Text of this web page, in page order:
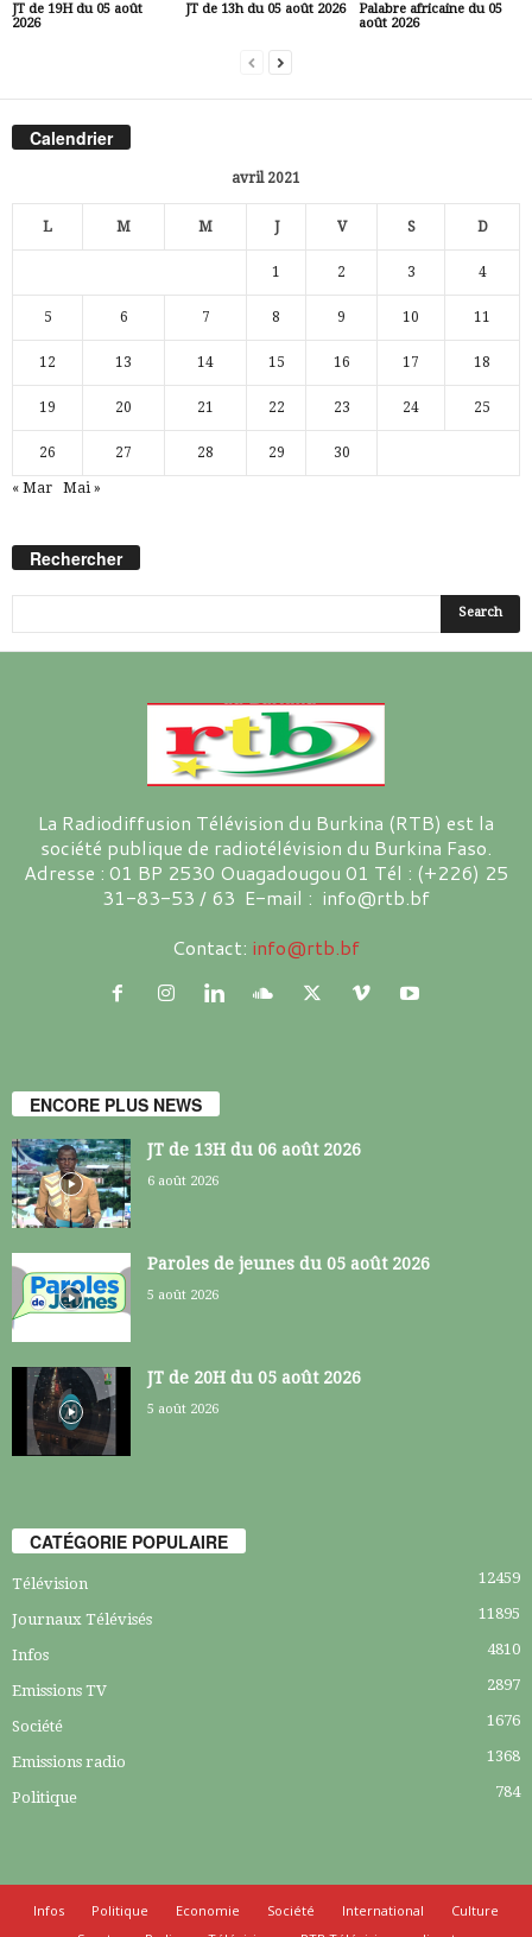
JT de 19H du 05 août
2026
JT de 13h du 05 août 2026
Palabre africaine du 05
août 2026
Calendrier
avril 2021
L M M J V S D
1 2 3 4
5 6 7 8 9 10 11
12 13 14 15 16 17 18
19 20 21 22 23 24 25
26 27 28 29 30
« Mar Mai »
Rechercher
La Radiodiffusion Télévision du Burkina (RTB) est la
société publique de radiotélévision du Burkina Faso.
Adresse : 01 BP 2530 Ouagadougou 01 Tél : (+226) 25
31-83-53 / 63 E-mail : info@rtb.bf
Contact: info@rtb.bf
ENCORE PLUS NEWS
JT de 13H du 06 août 2026
6 août 2026
Paroles de jeunes du 05 août 2026
5 août 2026
JT de 20H du 05 août 2026
5 août 2026
CATÉGORIE POPULAIRE
Télévision 12459
Journaux Télévisés 11895
Infos 4810
Emissions TV 2897
Société 1676
Emissions radio 1368
Politique 784
Infos Politique Economie Société International
Culture